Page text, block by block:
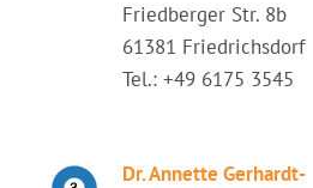
Friedberger Str. 8b
61381 Friedrichsdorf
Tel.: +49 6175 3545
Dr. Annette Gerhardt-